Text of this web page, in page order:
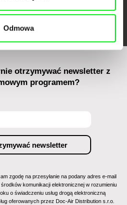
Odmowa
IDFF Visions du Réel
otrzymywać newsletter z
programem?
zgodę na przesyłanie na podany adres e-mail
komunikacji elektronicznej w rozumieniu
o świadczeniu usług drogą elektroniczną
oferowanych przez Doc-Air Distribution s.r.o.